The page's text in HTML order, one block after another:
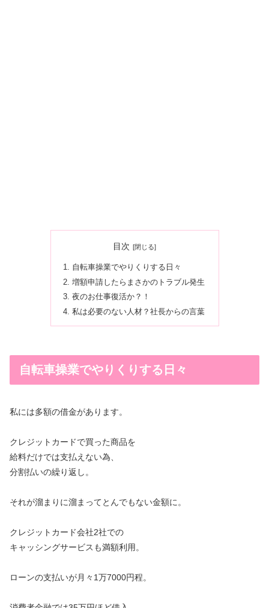
目次
自転車操業でやりくりする日々
増額申請したらまさかのトラブル発生
夜のお仕事復活か？！
私は必要のない人材？社長からの言葉
自転車操業でやりくりする日々
私には多額の借金があります。
クレジットカードで買った商品を
給料だけでは支払えない為、
分割払いの繰り返し。
それが溜まりに溜まってとんでもない金額に。
クレジットカード会社2社での
キャッシングサービスも満額利用。
ローンの支払いが月々1万7000円程。